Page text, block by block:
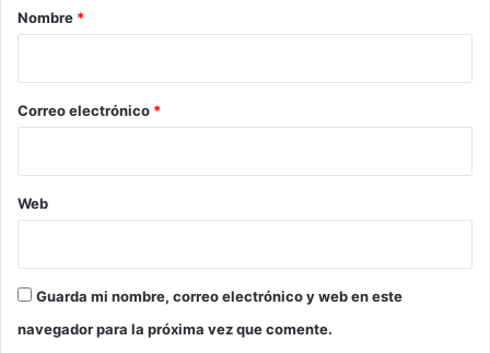
r
*
Nombre *
Correo electrónico *
Web
Guarda mi nombre, correo electrónico y web en este
navegador para la próxima vez que comente.